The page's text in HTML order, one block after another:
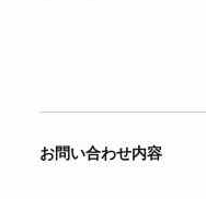
お問い合わせ内容